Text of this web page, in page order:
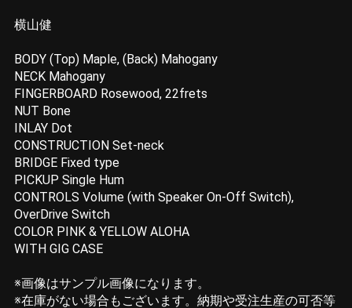
横山健
BODY (Top) Maple, (Back) Mahogany
NECK Mahogany
FINGERBOARD Rosewood, 22frets
NUT Bone
INLAY Dot
CONSTRUCTION Set-neck
BRIDGE Fixed type
PICKUP Single Hum
CONTROLS Volume (with Speaker On-Off Switch),
OverDrive Switch
COLOR PINK & YELLOW ALOHA
WITH GIG CASE
※画像はサンプル画像になります。
※在庫がない場合もございます。納期や受注生産の可否等